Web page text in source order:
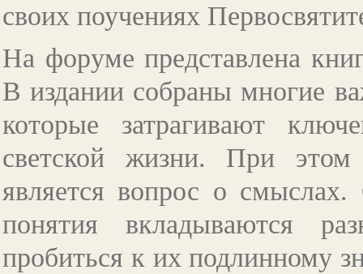
своих поучениях
На форуме представлена
В издании собраны многие
которые затрагивают
светской жизни. При этом
является вопрос о
понятия вкладываются
пробиться к их подлинному